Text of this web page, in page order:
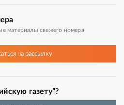
материалы свежего номера
на рассылку
газету”?